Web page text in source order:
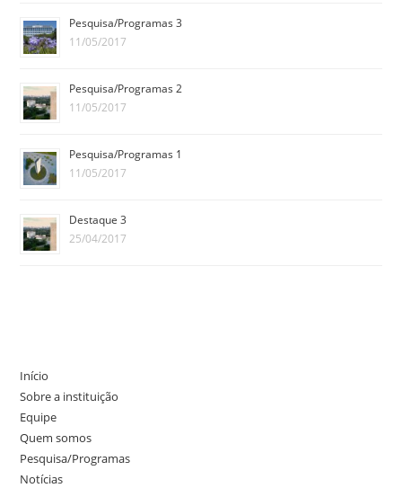
Pesquisa/Programas 3
11/05/2017
Pesquisa/Programas 2
11/05/2017
Pesquisa/Programas 1
11/05/2017
Destaque 3
25/04/2017
Início
Sobre a instituição
Equipe
Quem somos
Pesquisa/Programas
Notícias